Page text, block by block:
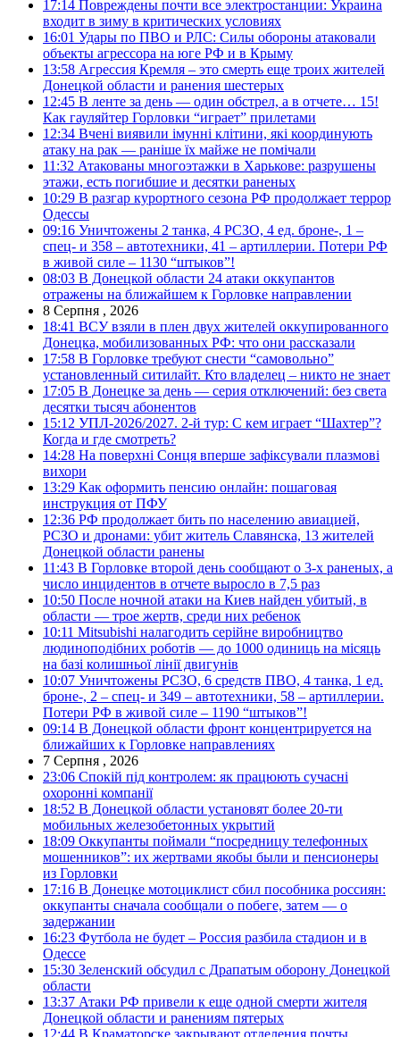
17:14 Повреждены почти все электростанции: Украина
входит в зиму в критических условиях
16:01 Удары по ПВО и РЛС: Силы обороны атаковали
объекты агрессора на юге РФ и в Крыму
13:58 Агрессия Кремля – это смерть еще троих жителей
Донецкой области и ранения шестерых
12:45 В ленте за день — один обстрел, а в отчете… 15!
Как гауляйтер Горловки “играет” прилетами
12:34 Вчені виявили імунні клітини, які координують
атаку на рак — раніше їх майже не помічали
11:32 Атакованы многоэтажки в Харькове: разрушены
этажи, есть погибшие и десятки раненых
10:29 В разгар курортного сезона РФ продолжает террор
Одессы
09:16 Уничтожены 2 танка, 4 РСЗО, 4 ед. броне-, 1 –
спец- и 358 – автотехники, 41 – артиллерии. Потери РФ
в живой силе – 1130 “штыков”!
08:03 В Донецкой области 24 атаки оккупантов
отражены на ближайшем к Горловке направлении
8 Серпня , 2026
18:41 ВСУ взяли в плен двух жителей оккупированного
Донецка, мобилизованных РФ: что они рассказали
17:58 В Горловке требуют снести “самовольно”
установленный ситилайт. Кто владелец – никто не знает
17:05 В Донецке за день — серия отключений: без света
десятки тысяч абонентов
15:12 УПЛ-2026/2027. 2-й тур: С кем играет “Шахтер”?
Когда и где смотреть?
14:28 На поверхні Сонця вперше зафіксували плазмові
вихори
13:29 Как оформить пенсию онлайн: пошаговая
инструкция от ПФУ
12:36 РФ продолжает бить по населению авиацией,
РСЗО и дронами: убит житель Славянска, 13 жителей
Донецкой области ранены
11:43 В Горловке второй день сообщают о 3-х раненых, а
число инцидентов в отчете выросло в 7,5 раз
10:50 После ночной атаки на Киев найден убитый, в
области — трое жертв, среди них ребенок
10:11 Mitsubishi налагодить серійне виробництво
людиноподібних роботів — до 1000 одиниць на місяць
на базі колишньої лінії двигунів
10:07 Уничтожены РСЗО, 6 средств ПВО, 4 танка, 1 ед.
броне-, 2 – спец- и 349 – автотехники, 58 – артиллерии.
Потери РФ в живой силе – 1190 “штыков”!
09:14 В Донецкой области фронт концентрируется на
ближайших к Горловке направлениях
7 Серпня , 2026
23:06 Спокій під контролем: як працюють сучасні
охоронні компанії
18:52 В Донецкой области установят более 20-ти
мобильных железобетонных укрытий
18:09 Оккупанты поймали “посредницу телефонных
мошенников”: их жертвами якобы были и пенсионеры
из Горловки
17:16 В Донецке мотоциклист сбил пособника россиян:
оккупанты сначала сообщали о побеге, затем — о
задержании
16:23 Футбола не будет – Россия разбила стадион и в
Одессе
15:30 Зеленский обсудил с Драпатым оборону Донецкой
области
13:37 Атаки РФ привели к еще одной смерти жителя
Донецкой области и ранениям пятерых
12:44 В Краматорске закрывают отделения почты,